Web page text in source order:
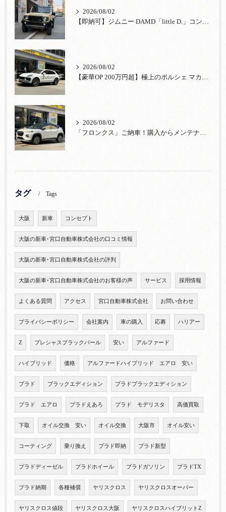
2026/08/02
【即納可】ジムニー DAMD「little D.」コンプリート！登録済未使用車あり
2026/08/02
【豪華OP 200万円超】極上のポルシェ マカンが入荷！注目のオプション装備
2026/08/02
「フロンクス」ご納車！購入からメンテナンス・リコールまで！宮口自動車
タグ Tags
大阪 新車 コンセプト
大阪の新車･宮口自動車株式会社の口コミ情報
大阪の新車･宮口自動車株式会社の評判
大阪の新車･宮口自動車株式会社のお客様の声 サービス 採用情報
よくある質問 アクセス 宮口自動車株式会社 お問い合わせ
プライバシーポリシー 会社案内 車の購入 応募 ハリアー
Z プレシャスブラックパール 安い アルファード
ハイブリッド 価格 アルファードハイブリッド エアロ 安い
プラド ブラックエディション プラドブラックエディション
プラド エアロ プラドえあろ プラド モデリスタ 高価買取
下取 オイル交換 安い オイル交換 大阪市 オイル安い
コーティング 乗り換え プラド即納 プラド新型
プラドディーゼル プラドホイール プラドガソリン プラドTX
プラド納期 各種補償 ヤリスクロス ヤリスクロスオーバー
ヤリスクロス値段 ヤリスクロス大阪 ヤリスクロスハイブリットZ